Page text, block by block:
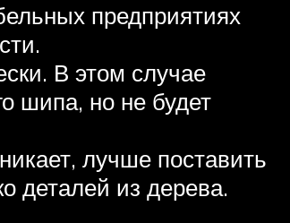
предприятиях
В этом случае
шипа, но не будет
лучше поставить
деталей из дерева.